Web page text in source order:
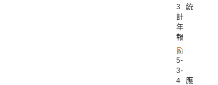
3 統
計
年
報
5-
3-
4 應